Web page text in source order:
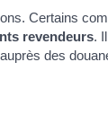
Certains
revendeurs.
des